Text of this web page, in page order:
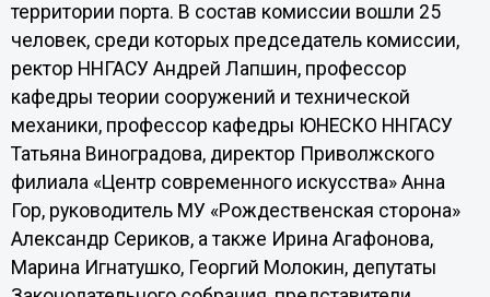
территории порта. В состав комиссии вошли 25
человек, среди которых председатель комиссии,
ректор ННГАСУ Андрей Лапшин, профессор
кафедры теории сооружений и технической
механики, профессор кафедры ЮНЕСКО ННГАСУ
Татьяна Виноградова, директор Приволжского
филиала «Центр современного искусства» Анна
Гор, руководитель МУ «Рождественская сторона»
Александр Сериков, а также Ирина Агафонова,
Марина Игнатушко, Георгий Молокин, депутаты